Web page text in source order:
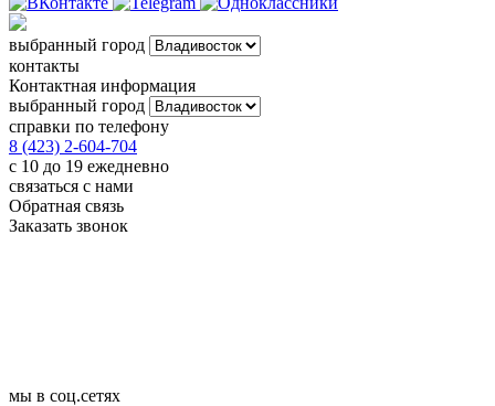
выбранный город
контакты
Контактная информация
выбранный город
справки по телефону
8 (423) 2-604-704
с 10 до 19 ежедневно
связаться с нами
Обратная связь
Заказать звонок
мы в соц.сетях